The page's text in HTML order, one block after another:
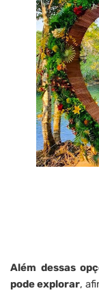
Além dessas
pode explorar,